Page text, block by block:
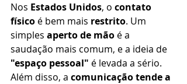
Nos Estados Unidos, o contato
físico é bem mais restrito. Um
simples aperto de mão é a
saudação mais comum, e a ideia de
"espaço pessoal" é levada a sério.
Além disso, a comunicação tende a